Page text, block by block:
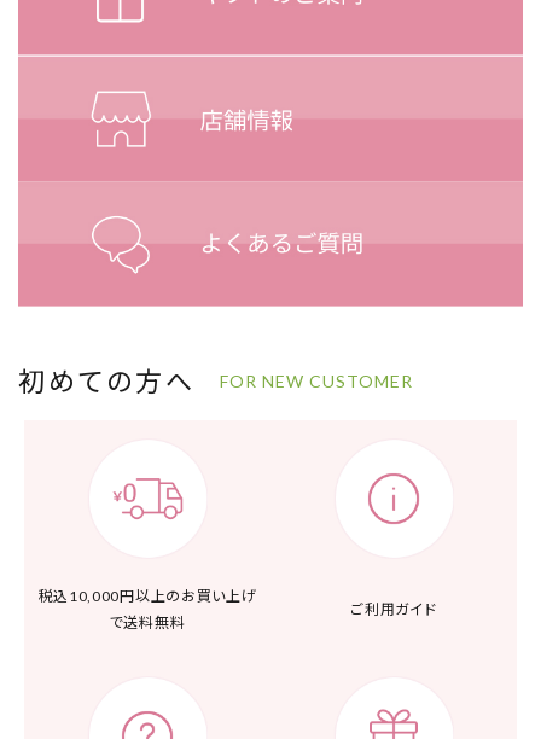
初めての方へ FOR NEW CUSTOMER
税込10,000円以上の お買い上げ
で送料無料
ご利用ガイド